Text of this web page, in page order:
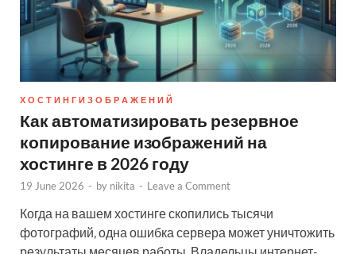
Х О С Т И Н Г И З О Б Р А Ж Е Н И Й
Как автоматизировать резервное
копирование изображений на
хостинге в 2026 году
19 June 2026 - by nikita - Leave a Comment
Когда на вашем хостинге скопились тысячи
фотографий, одна ошибка сервера может уничтожить